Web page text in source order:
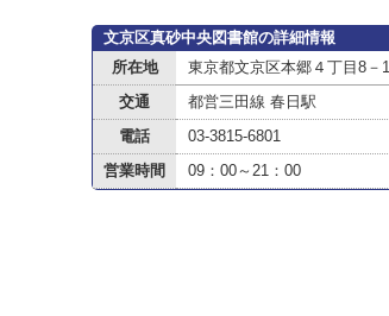
文京区真砂中央図書館の詳細情報
所在地
東京都文京区本郷４丁目8－
交通
都営三田線 春日駅
電話
03-3815-6801
営業時間
09：00～21：00